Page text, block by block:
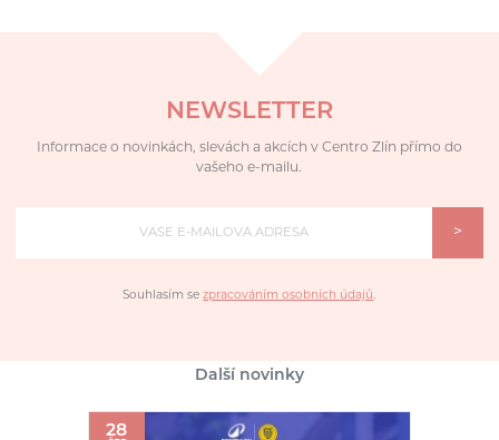
NEWSLETTER
Informace o novinkách, slevách a akcích v Centro Zlín přímo do
vašeho e-mailu.
>
Souhlasím sezpracováním osobních údajů.
Další novinky
28